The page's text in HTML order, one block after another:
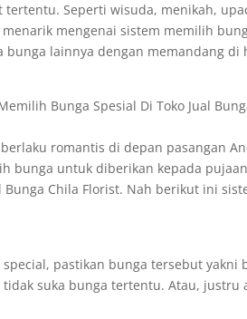
Seperti wisuda, menikah,
mengenai sistem memilih
lainnya dengan memandang di
Bunga Spesial Di Toko Jual
romantis di depan pasangan
bunga untuk diberikan kepada
Chila Florist. Nah berikut ini
pastikan bunga tersebut yakni
tidak suka bunga tertentu. Atau,